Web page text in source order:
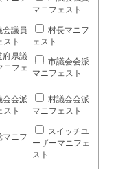
マニフェスト
会議員
スト
村長マニフ
ェスト
府県議
ニフェ
市議会会派
マニフェスト
会会派
スト
村議会会派
マニフェスト
マニフ
スイッチユ
ーザーマニフェ
スト